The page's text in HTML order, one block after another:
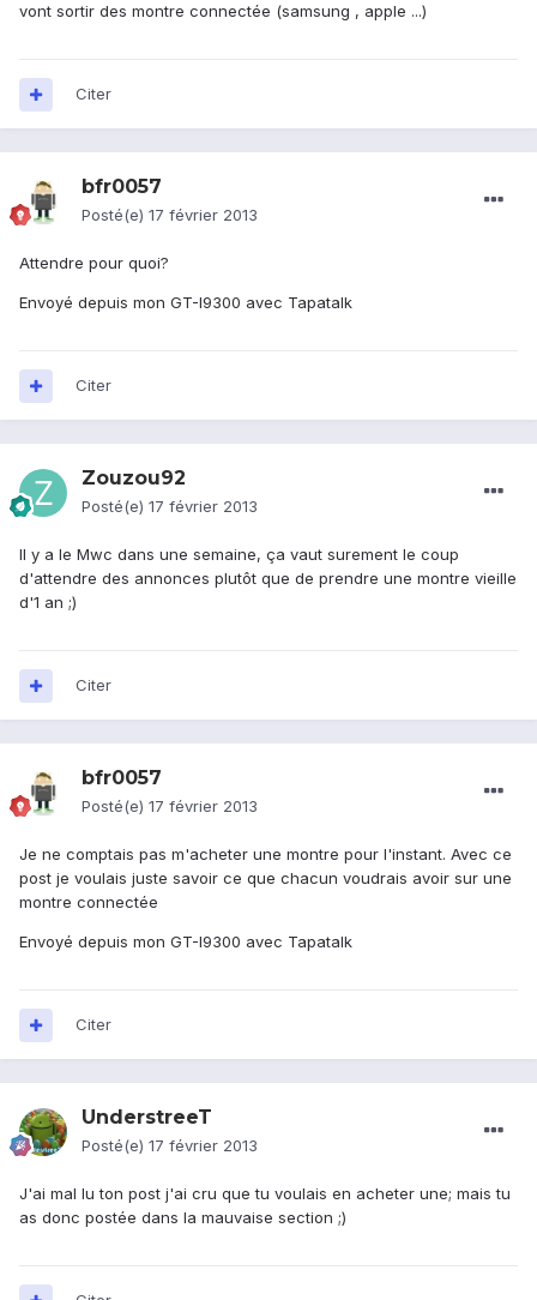
vont sortir des montre connectée (samsung , apple ...)
Citer
bfr0057
Posté(e) 17 février 2013
Attendre pour quoi?
Envoyé depuis mon GT-I9300 avec Tapatalk
Citer
Zouzou92
Posté(e) 17 février 2013
Il y a le Mwc dans une semaine, ça vaut surement le coup
d'attendre des annonces plutôt que de prendre une montre vieille
d'1 an ;)
Citer
bfr0057
Posté(e) 17 février 2013
Je ne comptais pas m'acheter une montre pour l'instant. Avec ce
post je voulais juste savoir ce que chacun voudrais avoir sur une
montre connectée
Envoyé depuis mon GT-I9300 avec Tapatalk
Citer
UnderstreeT
Posté(e) 17 février 2013
J'ai mal lu ton post j'ai cru que tu voulais en acheter une; mais tu
as donc postée dans la mauvaise section ;)